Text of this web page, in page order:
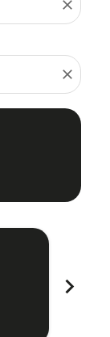
close
close
chevron_right